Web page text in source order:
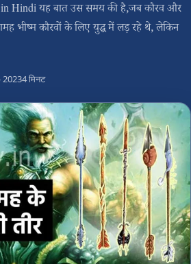
Hindi यह बात उस समय की है,जब कौरव और
भीष्म कौरवों के लिए युद्ध में लड़ रहे थे, लेकिन
20234 मिनट